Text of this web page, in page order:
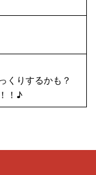
くりするかも？
！♪